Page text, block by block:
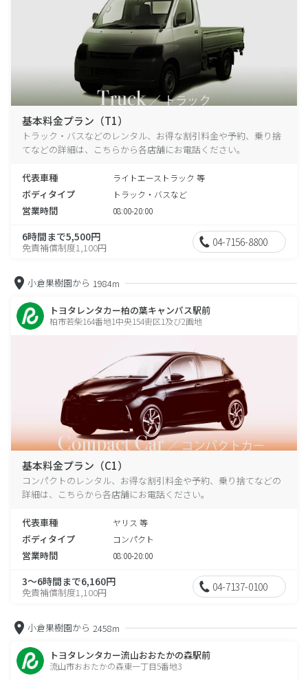
基本料金プラン（T1）
トラック・バスなどのレンタル、お得な割引料金や予約、乗り捨
てなどの詳細は、こちらから各店舗にお電話ください。
代表車種 ライトエーストラック 等
ボディタイプ トラック・バスなど
営業時間 08:00-20:00
6時間まで5,500円
免責補償制度1,100円 04-7156-8800
小倉果樹園から 1984m
トヨタレンタカー柏の葉キャンパス駅前
柏市若柴164番地1中央154街区1及び2画地
基本料金プラン（C1）
コンパクトのレンタル、お得な割引料金や予約、乗り捨てなどの
詳細は、こちらから各店舗にお電話ください。
代表車種 ヤリス 等
ボディタイプ コンパクト
営業時間 08:00-20:00
3～6時間まで6,160円
免責補償制度1,100円 04-7137-0100
小倉果樹園から 2458m
トヨタレンタカー流山おおたかの森駅前
流山市おおたかの森東一丁目5番地3